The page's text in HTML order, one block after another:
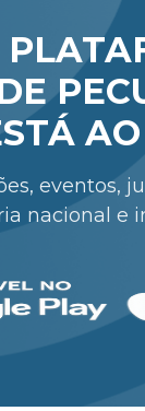
eventos,
nacional e